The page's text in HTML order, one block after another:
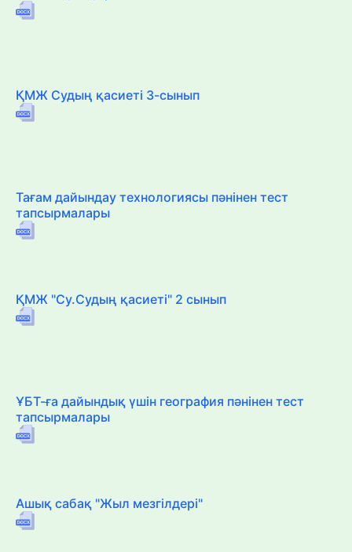
ҚМЖ Судың қасиеті 3-сынып
Тағам дайындау технологиясы пәнінен тест
тапсырмалары
ҚМЖ "Су.Судың қасиеті" 2 сынып
ҰБТ-ға дайындық үшін география пәнінен тест
тапсырмалары
Ашық сабақ "Жыл мезгілдері"